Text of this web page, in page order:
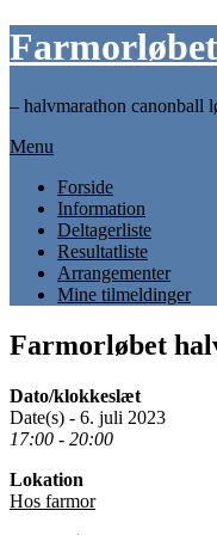
Skip
to
Farmorløbet
– halvmarathon canonball
Menu
Forside
Information
Deltagerliste
Resultatliste
Arrangementer
Mine tilmeldinger
Farmorløbet
Dato/klokkeslæt
Date(s) - 6. juli 2023
17:00 - 20:00
Lokation
Hos farmor